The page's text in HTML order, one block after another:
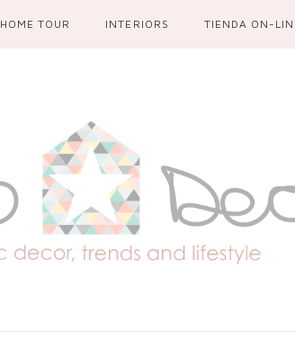
HOME TOUR INTERIORS TIENDA ON-